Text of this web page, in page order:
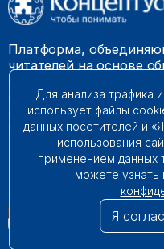
Платформа,
читателей на основе
гармоничного
встретить на многих
России.
© 2009 – 2026. Все
Для анализа трафика
использует файлы
данных посетителей и
использования
применением данных
можете узнать
Я